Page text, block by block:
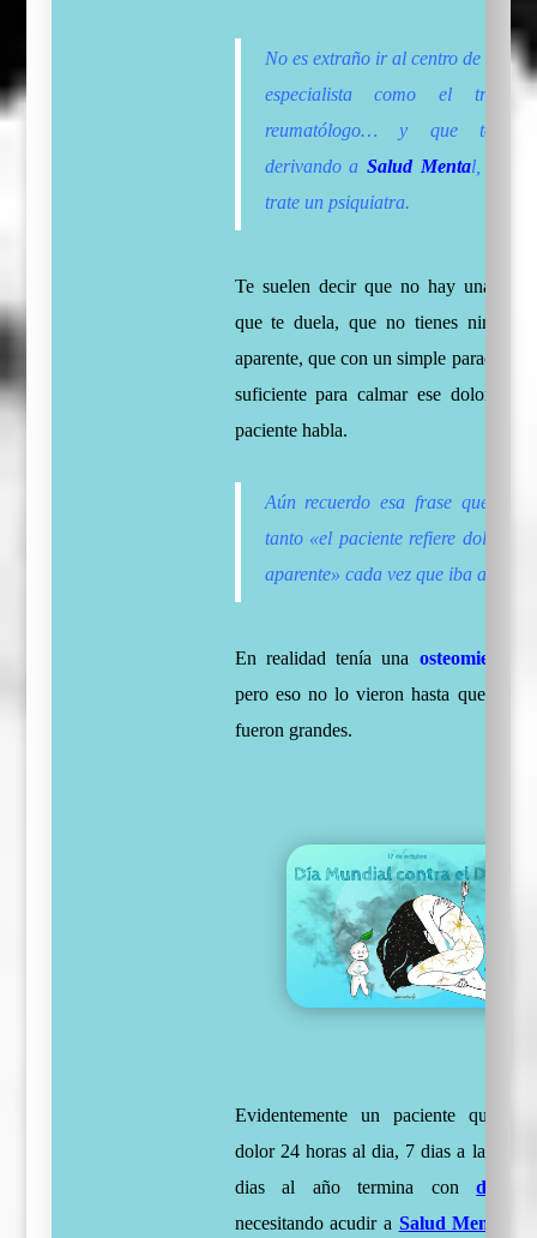
No es extraño ir al centro de
especialista como el
reumatólogo… y que te
derivando aSalud Mental, para
trate un psiquiatra.
Te suelen decir que no hay una
que te duela, que no tienes ninguna
aparente, que con un simple
suficiente para calmar ese dolor del
paciente habla.
Aún recuerdo esa frase que me
tanto «el paciente refiere dolor sin
aparente» cada vez que iba a
En realidad tenía una osteomielitis
pero eso no lo vieron hasta que las
fueron grandes.
Evidentemente un paciente que
dolor 24 horas al dia, 7 dias a la
dias al año termina con
necesitando acudir a Salud Mental